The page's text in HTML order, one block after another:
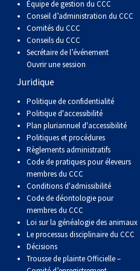
Berger anglais
Berger polonais de plaine
Berger portugais
Puli
Schapendoes néerlandais
Berger Shetland
Chien d’eau espagnol
Vallhund suédois
Chien Ibizan
Lévrier irlandais
Norrbottenspets
Elkhound norvégien
Lundehund norvégien
Otterhound
Petit basset griffon vendéen
Pharaoh Hound
Terrier tibétain
Xoloitzcuintli (moyen)
Xoloïtzcuintli (standard)
Setter irlandais
Épagneul cocker américain
Épagneul d’eau américain
Épagneul bleu de Picardie
Épagneul breton
Épagneul Clumber
Épagneul cocker anglais
Épagneul springer anglais
Terrier de Norwich
Terrier du révérend Russell
Terrier chasseur de rat
Terrier Russell
Schnauzer (nain)
Terrier écossais
Terrier Sealyham
Terrier Skye
Caniche (nain)
Carlin
Petit chien russe
Terrier à poil soyeux
Fox terrier miniature
Terrier de Manchester nain
Xoloitzcuintli (nain)
Terrier du Yorkshire
Grand bouvier suisse
Chien du Groenland
Hovawart
Chien d’ours de Carélie
Komondor
Kuvasz
Leonberger
Mastiff
Top Dogs
Équipe de gestion du CCC
Conseil d’administration du CCC
Comités du CCC
Conseils du CCC
Secrétaire de l’événement
Ouvrir une session
Juridique
Politique de confidentialité
Politique d'accessibilité
Plan pluriannuel d'accessibilité
Politiques et procédures
Règlements administratifs
Code de pratiques pour éleveurs
membres du CCC
Conditions d'admissibilité
Code de déontologie pour
membres du CCC
Loi sur la généalogie des animaux
Le processus disciplinaire du CCC
Décisions
Trousse de plainte Officielle –